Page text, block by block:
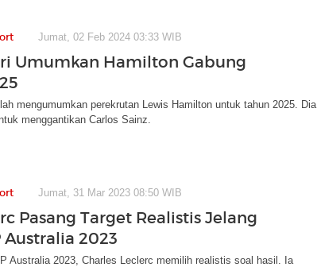
Jumat, 02 Feb 2024 03:33 WIB
Umumkan Hamilton Gabung
mengumumkan perekrutan Lewis Hamilton untuk tahun 2025. Dia
menggantikan Carlos Sainz.
Jumat, 31 Mar 2023 08:50 WIB
Pasang Target Realistis Jelang
Australia 2023
Australia 2023, Charles Leclerc memilih realistis soal hasil. Ia